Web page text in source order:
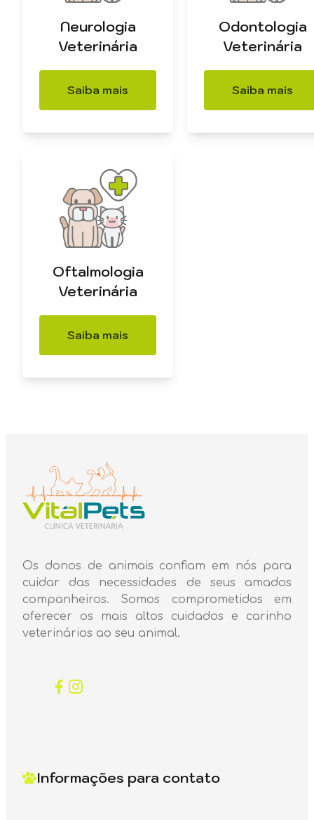
Neurologia
Veterinária
Saiba mais
Odontologia
Veterinária
Saiba mais
Oftalmologia
Veterinária
Saiba mais
Os donos de animais confiam em nós para
cuidar das necessidades de seus amados
companheiros. Somos comprometidos em
oferecer os mais altos cuidados e carinho
veterinários ao seu animal.
Informações para contato